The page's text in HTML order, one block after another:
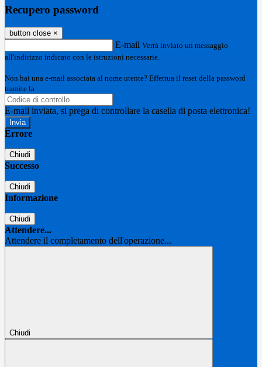
Recupero password
button close ×
E-mail Verrà inviato un messaggio
all'indirizzo indicato con le istruzioni necessarie.
Non hai una e-mail associata al nome utente? Effettua il reset della password
tramite la
E-mail inviata, si prega di controllare la casella di posta elettronica!
Errore
Chiudi
Successo
Chiudi
Informazione
Chiudi
Attendere...
Attendere il completamento dell'operazione...
Chiudi